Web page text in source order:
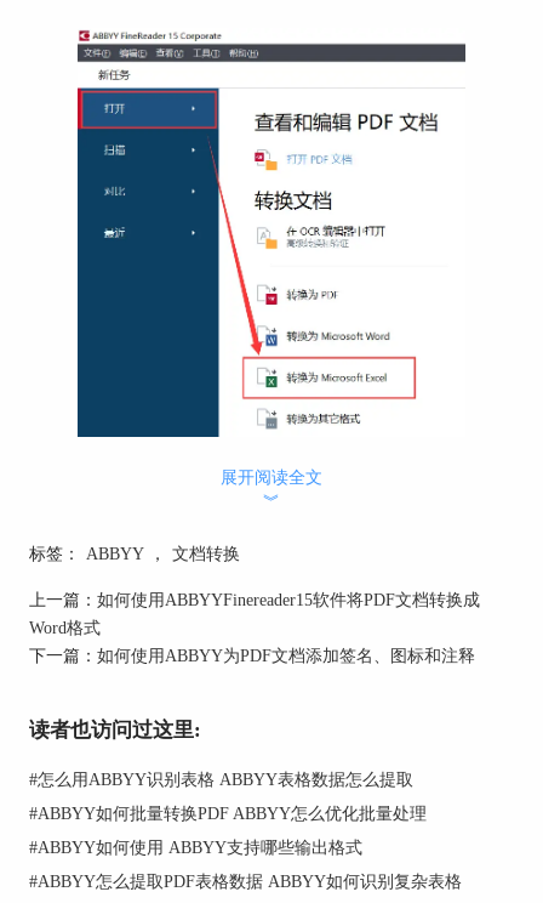
为Excel表格
PDF转Excel的主要意义一般是为了将pdf中的
Excel表格的格式也比较单调，但是对于一个表格
来说，最重要的是展示数据、简洁明了，因此，即
便只有这两种格式可以保存也已经足够使用了。
展开阅读全文
︾
标签： ABBYY ， 文档转换
上一篇： 如何使用ABBYYFinereader15软件将PDF文档转换成
Word格式
下一篇： 如何使用ABBYY为PDF文档添加签名、图标和注释
读者也访问过这里:
#怎么用ABBYY识别表格 ABBYY表格数据怎么提取
#ABBYY如何批量转换PDF ABBYY怎么优化批量处理
#ABBYY如何使用 ABBYY支持哪些输出格式
#ABBYY怎么提取PDF表格数据 ABBYY如何识别复杂表格